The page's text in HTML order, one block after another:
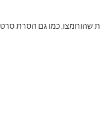
שהוחמצו, כמו גם הסרת סרט